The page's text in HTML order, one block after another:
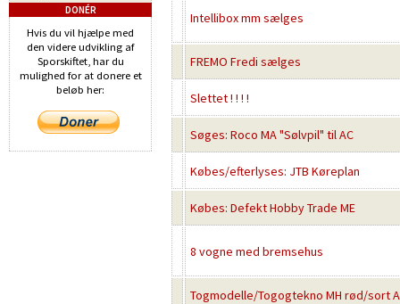
Intellibox mm sælges
FREMO Fredi sælges
Slettet ! ! ! !
Søges: Roco MA "Sølvpil" til AC
Købes/efterlyses: JTB Køreplan
Købes: Defekt Hobby Trade ME
8 vogne med bremsehus
Togmodelle/Togogtekno MH rød/sort
DONÉR
Hvis du vil hjælpe med
den videre udvikling af
Sporskiftet, har du
mulighed for at donere et
beløb her: